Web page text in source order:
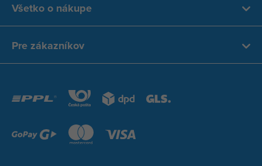
Všetko o nákupe
Pre zákazníkov